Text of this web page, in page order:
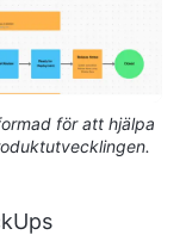
för att hjälpa